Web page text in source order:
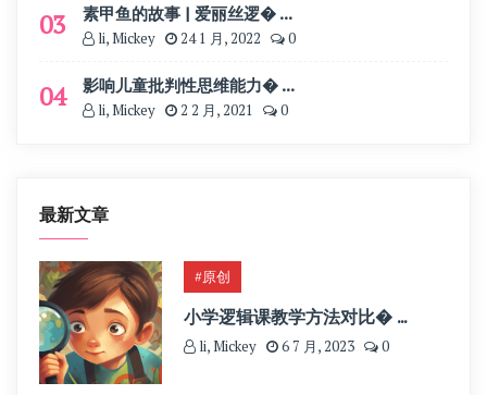
03 素甲鱼的故事 | 爱丽丝逻� ...
li, Mickey 24 1 月, 2022 0
04 影响儿童批判性思维能力� ...
li, Mickey 2 2 月, 2021 0
最新文章
#原创
小学逻辑课教学方法对比� ...
li, Mickey 6 7 月, 2023 0